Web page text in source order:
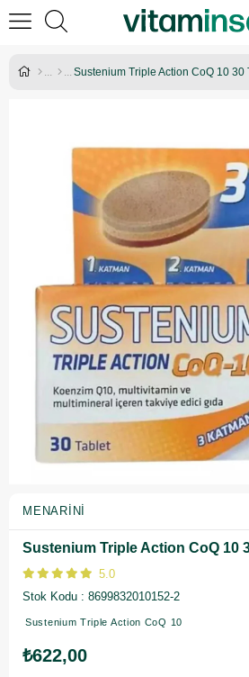
Sustenium Triple Action CoQ 10 30
MENARINI
Sustenium Triple Action CoQ 10
5.0
Stok Kodu
8699832010152-2
Sustenium Triple Action CoQ 10
₺622,00